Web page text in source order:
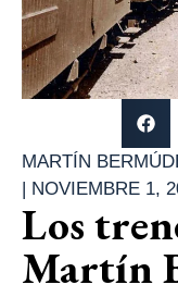
MARTÍN
| NOVIEMBRE 1,
Los
Martín